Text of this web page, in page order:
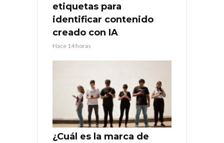
etiquetas para
identificar contenido
creado con IA
Hace 14 horas
¿Cuál es la marca de